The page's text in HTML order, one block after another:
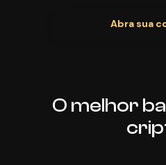
Abra sua
O melhor